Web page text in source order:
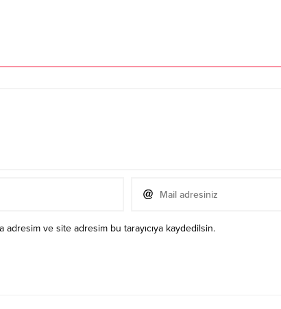
adresim ve site adresim bu tarayıcıya kaydedilsin.